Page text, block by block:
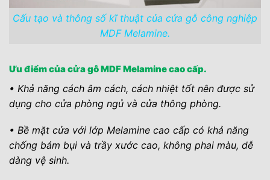
Cấu tạo và thông số kĩ thuật của cửa gỗ công nghiệp
MDF Melamine.
Ưu điểm của cửa gỗ MDF Melamine cao cấp.
• Khả năng cách âm cách, cách nhiệt tốt nên được sử
dụng cho cửa phòng ngủ và cửa thông phòng.
• Bề mặt cửa với lớp Melamine cao cấp có khả năng
chống bám bụi và trầy xước cao, không phai màu, dễ
dàng vệ sinh.